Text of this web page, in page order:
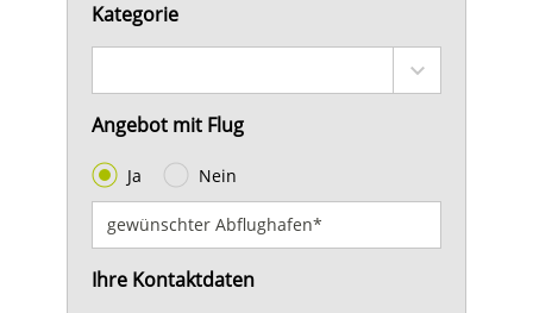
Kategorie
Angebot mit Flug
Ja Nein
Ihre Kontaktdaten